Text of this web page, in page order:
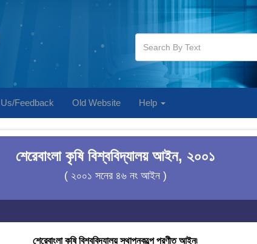
Feedback Old Website Help
শেরেবাংলা কৃষি বিশ্ববিদ্যালয় আইন, ২০০১
( ২০০১ সনের ৪৬ নং আইন )
শেরেবাংলা কৃষি বিশ্ববিদ্যালয় স্থাপনকল্পে প্রণীত আইন৷